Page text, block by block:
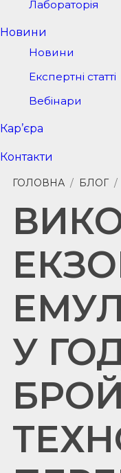
Лабораторія
Новини
Новини
Експертні статті
Вебінари
Кар’єра
Контакти
ГОЛОВНА / БЛОГ /
У